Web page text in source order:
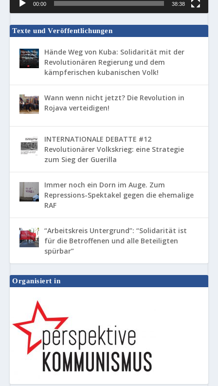
00:00 38:38
Texte und Veröffentlichungen
Hände Weg von Kuba: Solidarität mit der
Revolutionären Regierung und dem
kämpferischen kubanischen Volk!
Wann wenn nicht jetzt? Die Revolution in
Rojava verteidigen!
INTERNATIONALE DEBATTE #12
Revolutionärer Volkskrieg: eine Strategie
zum Sieg der Guerilla
Immer noch ein Dorn im Auge. Zum
Repressions-Spektakel gegen die ehemalige
RAF
“Arbeitskreis Untergrund”: “Solidarität ist
für die Betroffenen und alle Beteiligten
spürbar”
Organisiert in